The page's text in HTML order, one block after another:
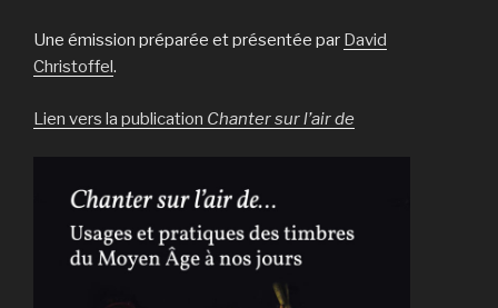
Une émission préparée et présentée par David
Christoffel.
Lien vers la publication Chanter sur l’air de